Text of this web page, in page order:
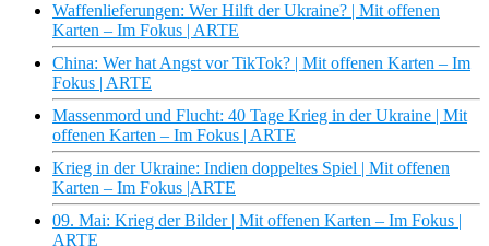
Waffenlieferungen: Wer Hilft der Ukraine? | Mit offenen
Karten – Im Fokus | ARTE
China: Wer hat Angst vor TikTok? | Mit offenen Karten – Im
Fokus | ARTE
Massenmord und Flucht: 40 Tage Krieg in der Ukraine | Mit
offenen Karten – Im Fokus | ARTE
Krieg in der Ukraine: Indien doppeltes Spiel | Mit offenen
Karten – Im Fokus |ARTE
09. Mai: Krieg der Bilder | Mit offenen Karten – Im Fokus |
ARTE